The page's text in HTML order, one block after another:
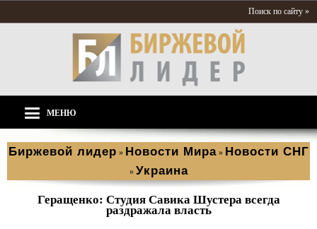
Поиск по сайту »
МЕНЮ
Биржевой лидер » Новости Мира » Новости СНГ
» Украина
Геращенко: Студия Савика Шустера всегда
раздражала власть